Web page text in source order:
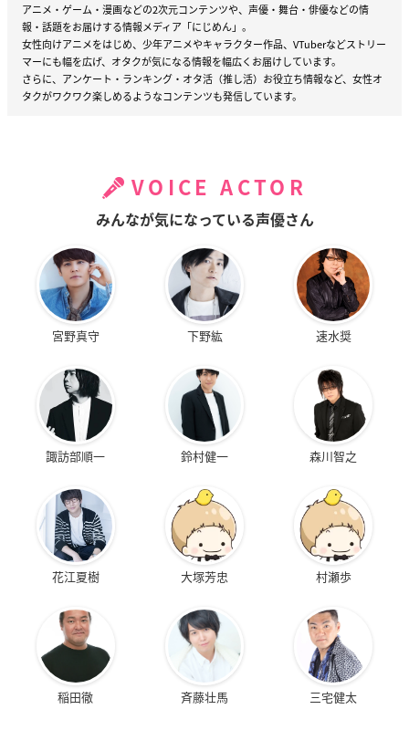
アニメ・ゲーム・漫画などの2次元コンテンツや、声優・舞台・俳優などの情
報・話題をお届けする情報メディア「にじめん」。
女性向けアニメをはじめ、少年アニメやキャラクター作品、VTuberなどストリー
マーにも幅を広げ、オタクが気になる情報を幅広くお届けしています。
さらに、アンケート・ランキング・オタ活（推し活）お役立ち情報など、女性オ
タクがワクワク楽しめるようなコンテンツも発信しています。
VOICE ACTOR
みんなが気になっている声優さん
宮野真守 下野紘 速水奨
諏訪部順一 鈴村健一 森川智之
花江夏樹 大塚芳忠 村瀬歩
稲田徹 斉藤壮馬 三宅健太